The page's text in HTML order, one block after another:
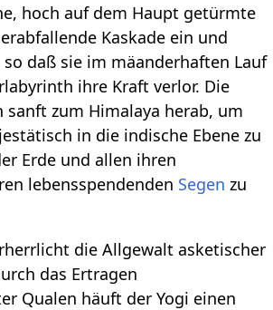
hoch auf dem Haupt getürmte
Kaskade ein und
daß sie im mäanderhaften Lauf
ihre Kraft verlor. Die
sanft zum Himalaya herab, um
in die indische Ebene zu
Erde und allen ihren
lebensspendenden Segen zu
die Allgewalt asketischer
das Ertragen
Qualen häuft der Yogi einen